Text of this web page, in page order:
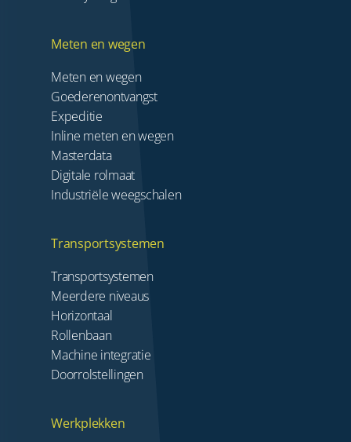
Meten en wegen
Meten en wegen
Goederenontvangst
Expeditie
Inline meten en wegen
Masterdata
Digitale rolmaat
Industriële weegschalen
Transportsystemen
Transportsystemen
Meerdere niveaus
Horizontaal
Rollenbaan
Machine integratie
Doorrolstellingen
Werkplekken